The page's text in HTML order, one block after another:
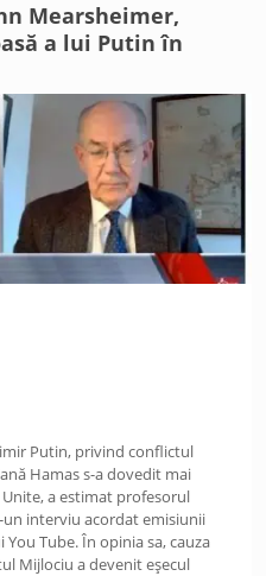
Mearsheimer,
a lui Putin în
Putin, privind conflictul
Hamas s-a dovedit mai
a estimat profesorul
interviu acordat emisiunii
Tube. În opinia sa, cauza
Mijlociu a devenit eșecul